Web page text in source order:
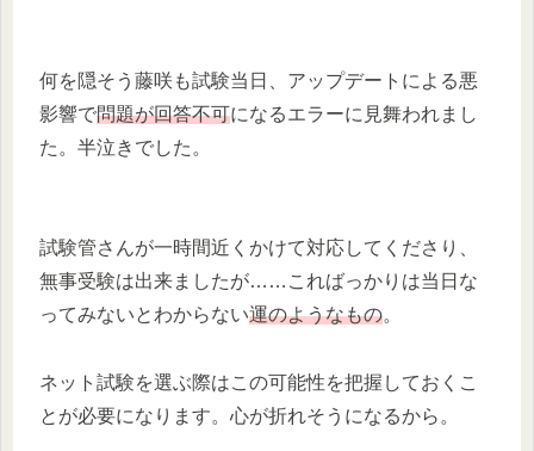
何を隠そう藤咲も試験当日、アップデートによる悪
影響で問題が回答不可になるエラーに見舞われまし
た。半泣きでした。
試験管さんが一時間近くかけて対応してくださり、
無事受験は出来ましたが……こればっかりは当日な
ってみないとわからない運のようなもの。
ネット試験を選ぶ際はこの可能性を把握しておくこ
とが必要になります。心が折れそうになるから。